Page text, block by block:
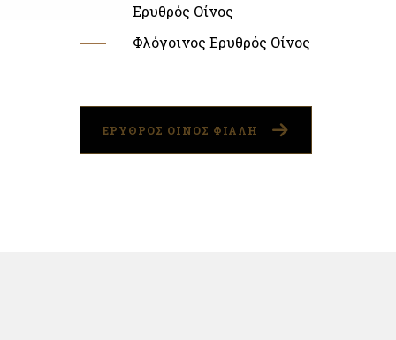
Ερυθρός Οίνος
Φλόγοινος Ερυθρός Οίνος
ΕΡΥΘΡΟΣ ΟΙΝΟΣ ΦΙΑΛΗ